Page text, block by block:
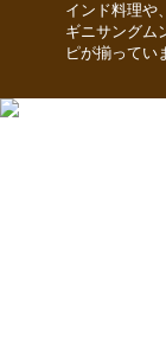
インド料理や
ギニサングム
ピが揃ってい